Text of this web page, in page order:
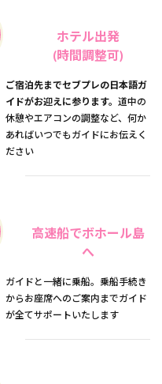
ホテル出発
(時間調整可)
ご宿泊先までセブプレの日本語ガ
イドがお迎えに参ります。 道中の
休憩やエアコンの調整など、何か
あればいつでもガイドにお伝えく
ださい
高速船でボホール島
へ
ガイドと一緒に乗船。乗船手続き
からお座席へのご案内までガイド
が全てサポートいたします